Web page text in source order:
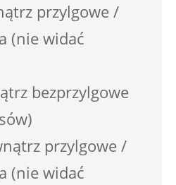
przylgowe /
(nie widać
bezprzylgowe
przylgowe /
(nie widać